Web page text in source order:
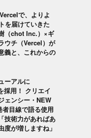
で、よりよ
を届けていきた
（chot Inc.）×ギ
ウチ（Vercel）が
義と、これからの
ーアルに
採用！ クリエイ
ェンシー・NEW
目線で語る使用
技術力があればあ
度が増しますね」